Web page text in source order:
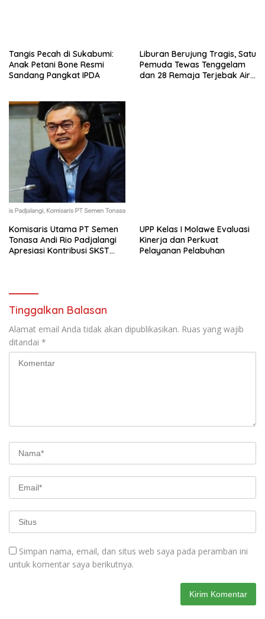
Tangis Pecah di Sukabumi:
Anak Petani Bone Resmi
Sandang Pangkat IPDA
Liburan Berujung Tragis, Satu
Pemuda Tewas Tenggelam
dan 28 Remaja Terjebak Air
Komisaris Utama PT Semen
Tonasa Andi Rio Padjalangi
Apresiasi Kontribusi SKST
UPP Kelas I Molawe Evaluasi
Kinerja dan Perkuat
Pelayanan Pelabuhan
Tinggalkan Balasan
Alamat email Anda tidak akan dipublikasikan. Ruas yang wajib
ditandai *
Simpan nama, email, dan situs web saya pada peramban ini
untuk komentar saya berikutnya.